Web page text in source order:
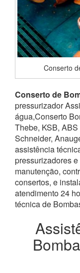
Conserto
Conserto de
pressurizador
água,Conserto
Thebe, KSB,
Schneider,
assistência
pressurizadores
manutenção,
consertos, e
atendimento 24
técnica de